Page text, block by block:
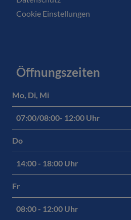
Cookie Einstellungen
Öffnungszeiten
Mo, Di, Mi
07:00/08:00- 12:00 Uhr
Do
14:00 - 18:00 Uhr
Fr
08:00 - 12:00 Uhr